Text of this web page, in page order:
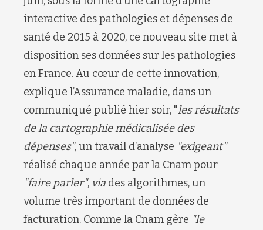
interactive des pathologies et dépenses de
santé de 2015 à 2020, ce nouveau site met à
disposition ses données sur les pathologies
en France. Au cœur de cette innovation,
explique l’Assurance maladie, dans un
communiqué publié hier soir, "les résultats
de la cartographie médicalisée des
dépenses", un travail d’analyse "exigeant"
réalisé chaque année par la Cnam pour
"faire parler", via des algorithmes, un
volume très important de données de
facturation. Comme la Cnam gère "le